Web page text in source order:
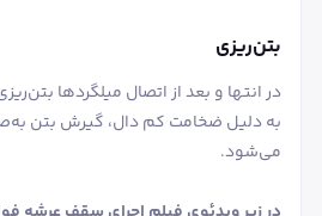
بتن‌ریزی
در انتها و بعد از اتصال میلگردها
به دلیل ضخامت کم دال، گیرش بتن
می‌شود.